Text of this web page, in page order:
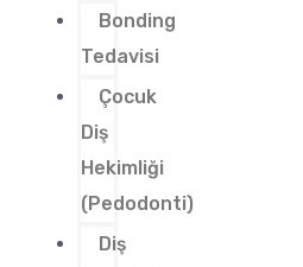
Bonding
Tedavisi
Çocuk
Diş
Hekimliği
(Pedodonti)
Diş